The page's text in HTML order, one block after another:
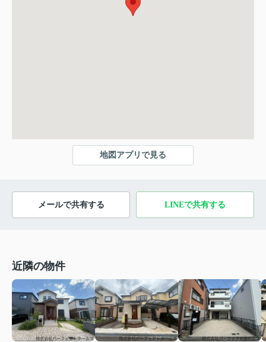
地図アプリで見る
メールで共有する LINEで共有する
近隣の物件